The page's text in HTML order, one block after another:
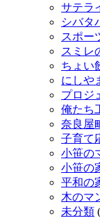
サテラ
シバタ
スポー
スミレ
ちょい
にしや
プロジ
俺たち
奈良屋
子育て
小笹の
小笹の
平和の
木のマ
未分類